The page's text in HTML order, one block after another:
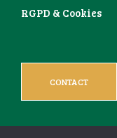
RGPD & Cookies
CONTACT